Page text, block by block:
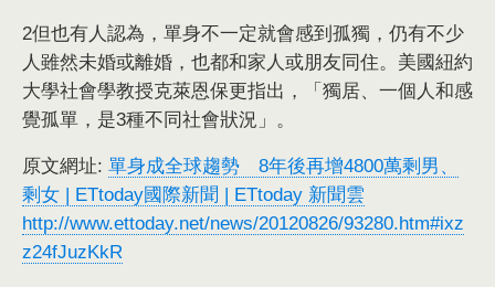
2但也有人認為，單身不一定就會感到孤獨，仍有不少
人雖然未婚或離婚，也都和家人或朋友同住。美國紐約
大學社會學教授克萊恩保更指出，「獨居、一個人和感
覺孤單，是3種不同社會狀況」。
原文網址: 單身成全球趨勢 8年後再增4800萬剩男、
剩女 | ETtoday國際新聞 | ETtoday 新聞雲
http://www.ettoday.net/news/20120826/93280.htm#ixz
z24fJuzKkR